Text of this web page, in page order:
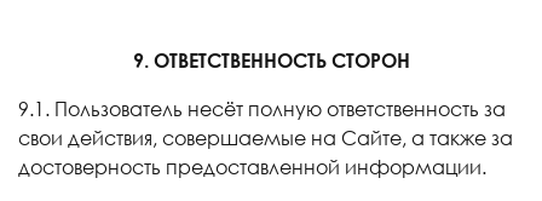
9. ОТВЕТСТВЕННОСТЬ СТОРОН
9.1. Пользователь несёт полную ответственность за
свои действия, совершаемые на Сайте, а также за
достоверность предоставленной информации.